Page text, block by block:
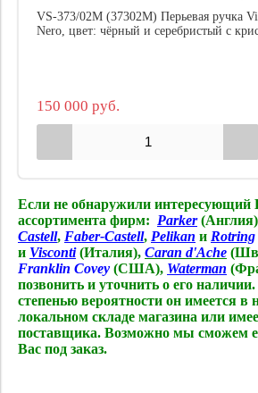
VS-373/02M (37302M) Перьевая ручка
Nero, цвет: чёрный и серебристый с
150 000 руб.
Если не обнаружили интересующий
ассортимента фирм: Parker
Castell, Faber-Castell, Pelikan и Rotring
и Visconti(Италия), Caran d'Ache
Franklin Covey (США), Waterman
позвонить и уточнить о его
степенью вероятности он имеется в
локальном складе магазина или
поставщика. Возможно мы сможем
Вас под заказ.